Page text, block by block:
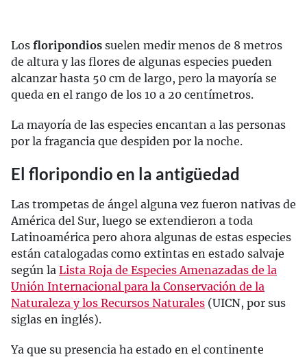
Los floripondios suelen medir menos de 8 metros
de altura y las flores de algunas especies pueden
alcanzar hasta 50 cm de largo, pero la mayoría se
queda en el rango de los 10 a 20 centímetros.
La mayoría de las especies encantan a las personas
por la fragancia que despiden por la noche.
El floripondio en la antigüedad
Las trompetas de ángel alguna vez fueron nativas de
América del Sur, luego se extendieron a toda
Latinoamérica pero ahora algunas de estas especies
están catalogadas como extintas en estado salvaje
según la Lista Roja de Especies Amenazadas de la
Unión Internacional para la Conservación de la
Naturaleza y los Recursos Naturales (UICN, por sus
siglas en inglés).
Ya que su presencia ha estado en el continente